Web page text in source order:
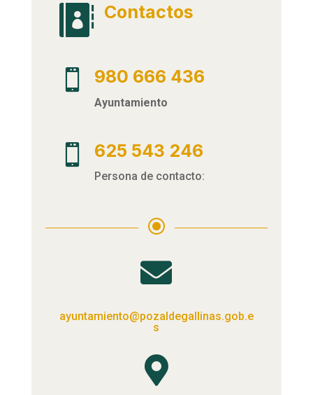
 Contactos
 980 666 436
Ayuntamiento
 625 543 246
Persona de contacto:
\

ayuntamiento@pozaldegallinas.gob.e
s
